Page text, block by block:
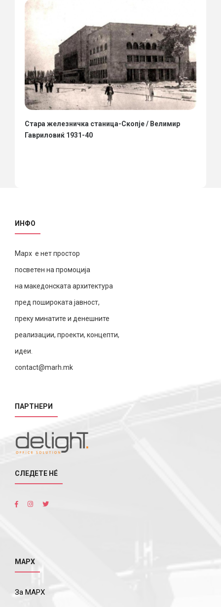
Стара железничка станица-Скопје / Велимир
Гавриловиќ 1931-40
ИНФО
Марх е нет простор
посветен на промоција
на македонската архитектура
пред пошироката јавност,
преку минатите и денешните
реализации, проекти, концепти,
идеи.
contact@marh.mk
ПАРТНЕРИ
СЛЕДЕТЕ НÉ
МАРХ
За МАРХ